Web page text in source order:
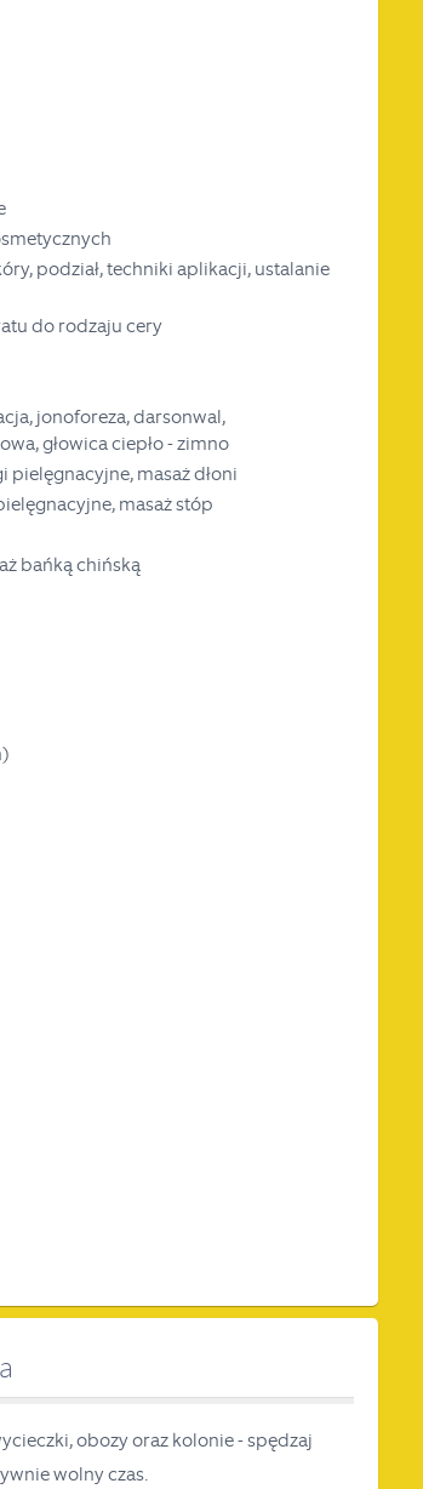
podział, techniki aplikacji, ustalanie
do rodzaju cery
jonoforeza, darsonwal,
głowica ciepło - zimno
masaż dłoni
masaż stóp
bańką chińską
obozy oraz kolonie - spędzaj
wolny czas.